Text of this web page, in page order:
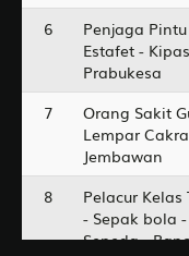
6
Penjaga
Estafet -
Prabukesa
7
Orang Sakit
Lempar
Jembawan
8
Pelacur
- Sepak bola
Sepeda -